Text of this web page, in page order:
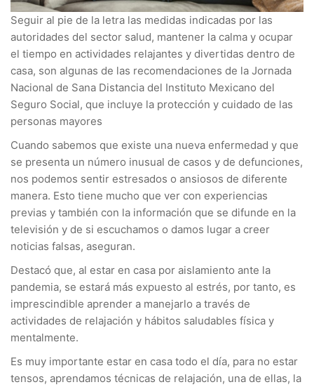
Seguir al pie de la letra las medidas indicadas por las
autoridades del sector salud, mantener la calma y ocupar
el tiempo en actividades relajantes y divertidas dentro de
casa, son algunas de las recomendaciones de la Jornada
Nacional de Sana Distancia del Instituto Mexicano del
Seguro Social, que incluye la protección y cuidado de las
personas mayores
Cuando sabemos que existe una nueva enfermedad y que
se presenta un número inusual de casos y de defunciones,
nos podemos sentir estresados o ansiosos de diferente
manera. Esto tiene mucho que ver con experiencias
previas y también con la información que se difunde en la
televisión y de si escuchamos o damos lugar a creer
noticias falsas, aseguran.
Destacó que, al estar en casa por aislamiento ante la
pandemia, se estará más expuesto al estrés, por tanto, es
imprescindible aprender a manejarlo a través de
actividades de relajación y hábitos saludables física y
mentalmente.
Es muy importante estar en casa todo el día, para no estar
tensos, aprendamos técnicas de relajación, una de ellas, la